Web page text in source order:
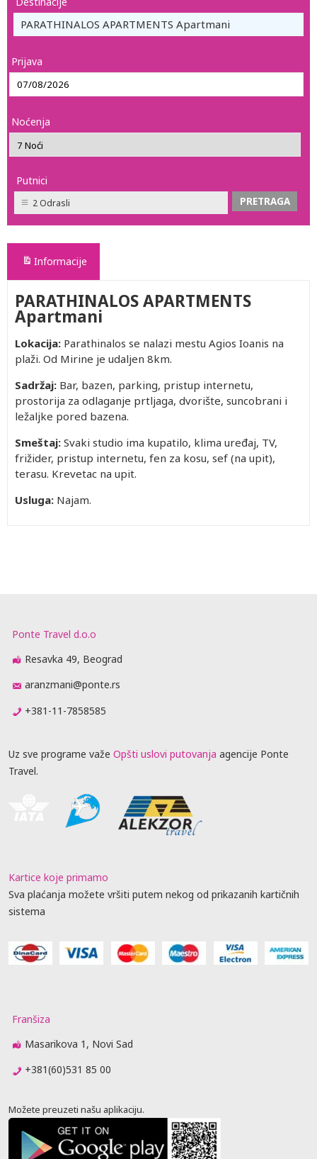
PARATHINALOS APARTMENTS Apartmani
Prijava
Noćenja
Putnici
2 Odrasli
Informacije
PARATHINALOS APARTMENTS
Apartmani
Lokacija: Parathinalos se nalazi mestu Agios Ioanis na
plaži. Od Mirine je udaljen 8km.
Sadržaj: Bar, bazen, parking, pristup internetu,
prostorija za odlaganje prtljaga, dvorište, suncobrani i
ležaljke pored bazena.
Smeštaj: Svaki studio ima kupatilo, klima uređaj, TV,
frižider, pristup internetu, fen za kosu, sef (na upit),
terasu. Krevetac na upit.
Usluga: Najam.
Ponte Travel d.o.o
Resavka 49, Beograd
aranzmani@ponte.rs
+381-11-7858585
Uz sve programe važe Opšti uslovi putovanja agencije Ponte
Travel.
Kartice koje primamo
Sva plaćanja možete vršiti putem nekog od prikazanih kartičnih
sistema
Franšiza
Masarikova 1, Novi Sad
+381(60)531 85 00
Možete preuzeti našu aplikaciju.